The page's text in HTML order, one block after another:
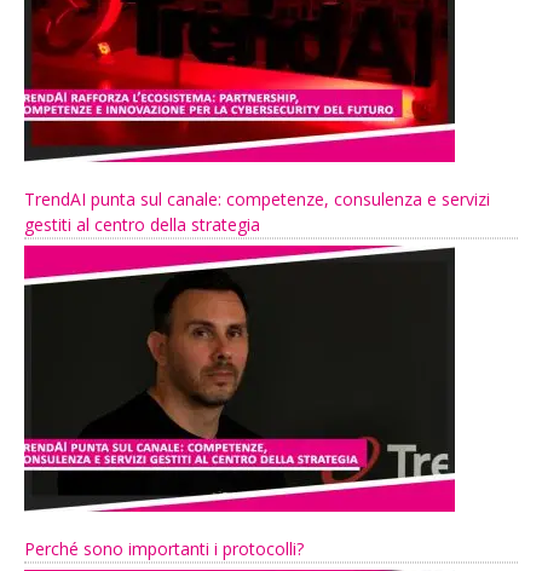
TrendAI punta sul canale: competenze, consulenza e servizi
gestiti al centro della strategia
Perché sono importanti i protocolli?